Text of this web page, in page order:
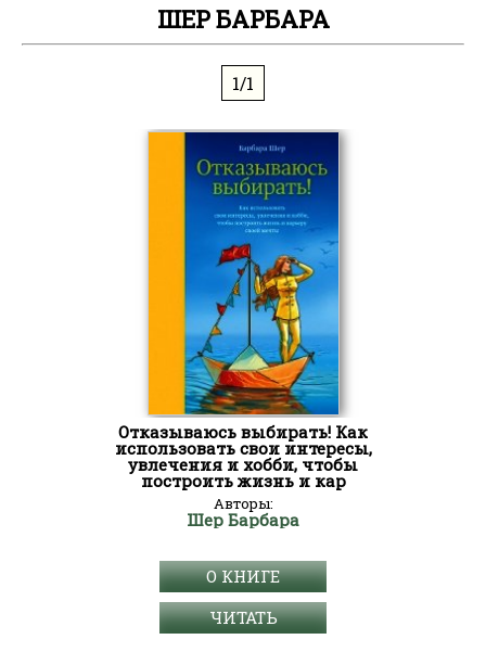
ШЕР БАРБАРА
1/1
Отказываюсь выбирать! Как
использовать свои интересы,
увлечения и хобби, чтобы
построить жизнь и кар
Авторы:
Шер Барбара
О КНИГЕ
ЧИТАТЬ